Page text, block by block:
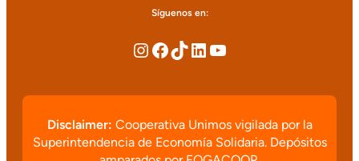
Síguenos en:
Disclaimer: Cooperativa Unimos vigilada por la
Superintendencia de Economía Solidaria. Depósitos